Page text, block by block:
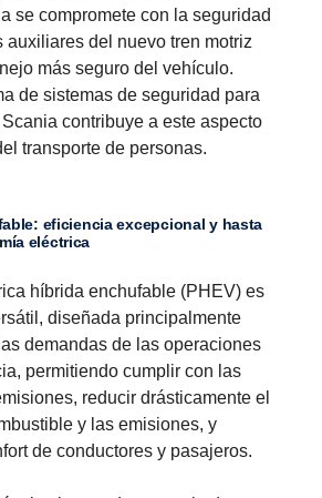
se compromete con la seguridad
auxiliares del nuevo tren motriz
más seguro del vehículo.
de sistemas de seguridad para
contribuye a este aspecto
transporte de personas.
eléctrica
híbrida enchufable (PHEV) es
diseñada principalmente
demandas de las operaciones
permitiendo cumplir con las
reducir drásticamente el
y las emisiones, y
de conductores y pasajeros.